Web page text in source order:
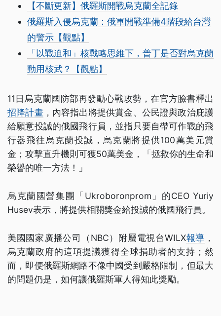
【不斷更新】俄羅斯開戰烏克蘭全記錄
俄羅斯入侵烏克蘭：俄軍開戰準備4階段給台灣
的警示【觀點】
「以戰迫和」核戰略思維下，普丁是否對烏克蘭
動用核武？【觀點】
11日烏克蘭國防部再發動心戰攻勢，在官方臉書釋出
招降計畫，內容指出將提供賞金、公民證與政治庇護
給願意投誠的俄國飛行員，並指只要自帶可作戰的飛
行器飛往烏克蘭投誠，烏克蘭將提供100萬美元賞
金；攻擊直升機則可獲50萬美金，「拯救你的生命和
榮譽的唯一方法！」
烏克蘭國營集團「Ukroboronprom」的CEO Yuriy
Husev表示，將提供相關獎金給投誠的俄國飛行員。
美國國家廣播公司（NBC）附屬電視台WILX報導 ，
烏克蘭政府的這項提議獲得全球捐助者的支持；然
而，即便俄羅斯網路不像中國受到嚴格限制，但最大
的問題仍是，如何讓俄羅斯軍人得知此獎勵。